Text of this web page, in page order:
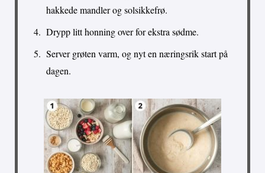
hakkede mandler og solsikkefrø.
Drypp litt honning over for ekstra sødme.
Server grøten varm, og nyt en næringsrik start på
dagen.